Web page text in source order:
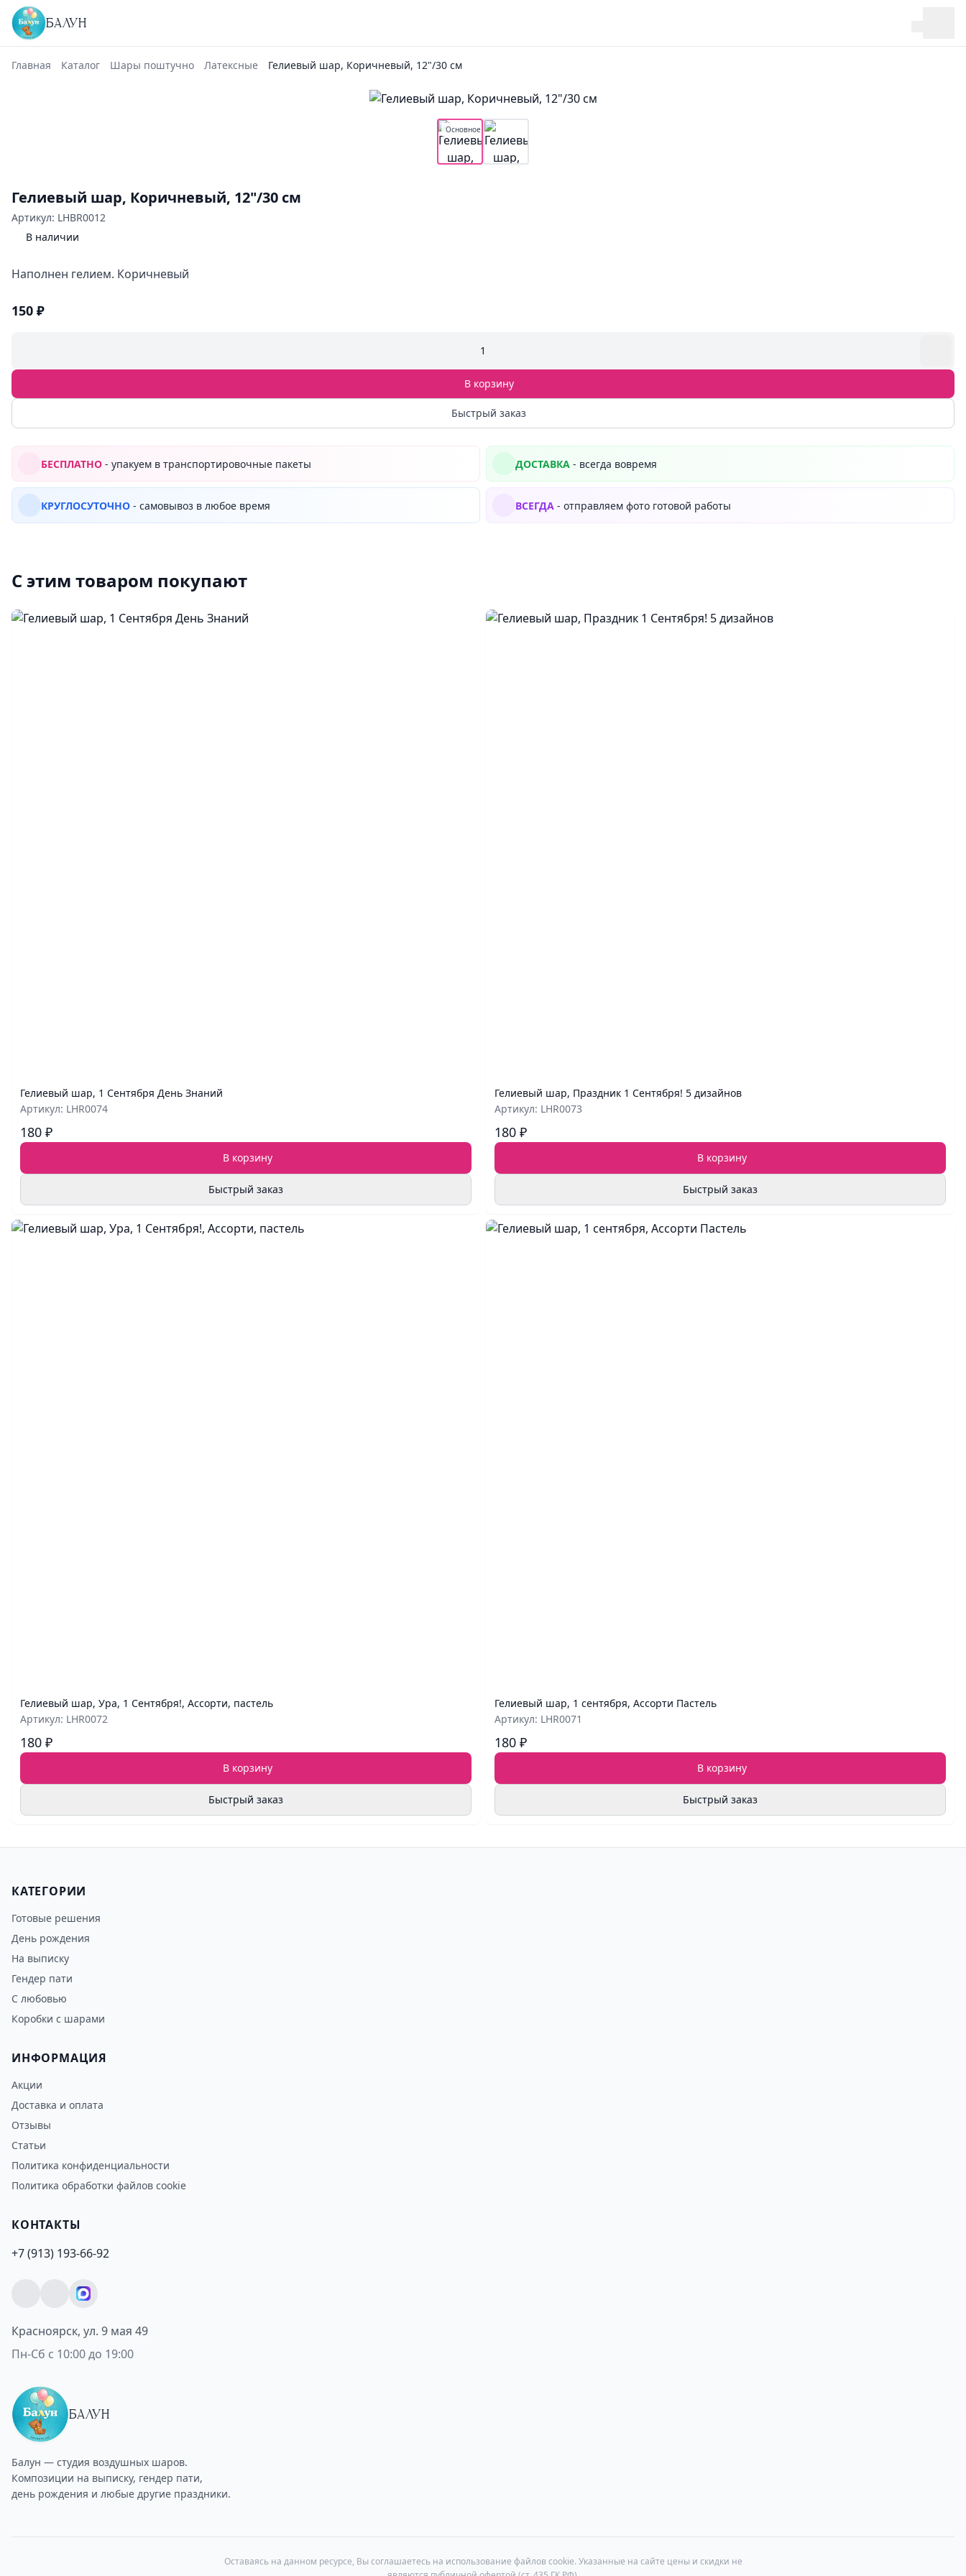
БАЛУН
Главная Каталог Шары поштучно Латексные Гелиевый шар, Коричневый, 12"/30 см
Основное
Гелиевый шар, Коричневый, 12"/30 см
Артикул: LHBR0012
В наличии
Наполнен гелием. Коричневый
150 ₽
1
В корзину
Быстрый заказ
БЕСПЛАТНО - упакуем в транспортировочные пакеты ДОСТАВКА - всегда вовремя
КРУГЛОСУТОЧНО - самовывоз в любое время ВСЕГДА - отправляем фото готовой работы
С этим товаром покупают
Гелиевый шар, 1 Сентября День Знаний
Артикул: LHR0074
180 ₽
В корзину
Быстрый заказ
Гелиевый шар, Праздник 1 Сентября! 5 дизайнов
Артикул: LHR0073
180 ₽
В корзину
Быстрый заказ
Гелиевый шар, Ура, 1 Сентября!, Ассорти, пастель
Артикул: LHR0072
180 ₽
В корзину
Быстрый заказ
Гелиевый шар, 1 сентября, Ассорти Пастель
Артикул: LHR0071
180 ₽
В корзину
Быстрый заказ
КАТЕГОРИИ
Готовые решения
День рождения
На выписку
Гендер пати
С любовью
Коробки с шарами
ИНФОРМАЦИЯ
Акции
Доставка и оплата
Отзывы
Статьи
Политика конфиденциальности
Политика обработки файлов cookie
КОНТАКТЫ
+7 (913) 193-66-92
Красноярск, ул. 9 мая 49
Пн-Сб с 10:00 до 19:00
БАЛУН
Балун — студия воздушных шаров.
Композиции на выписку, гендер пати,
день рождения и любые другие праздники.
Оставаясь на данном ресурсе, Вы соглашаетесь на использование файлов cookie. Указанные на сайте цены и скидки не